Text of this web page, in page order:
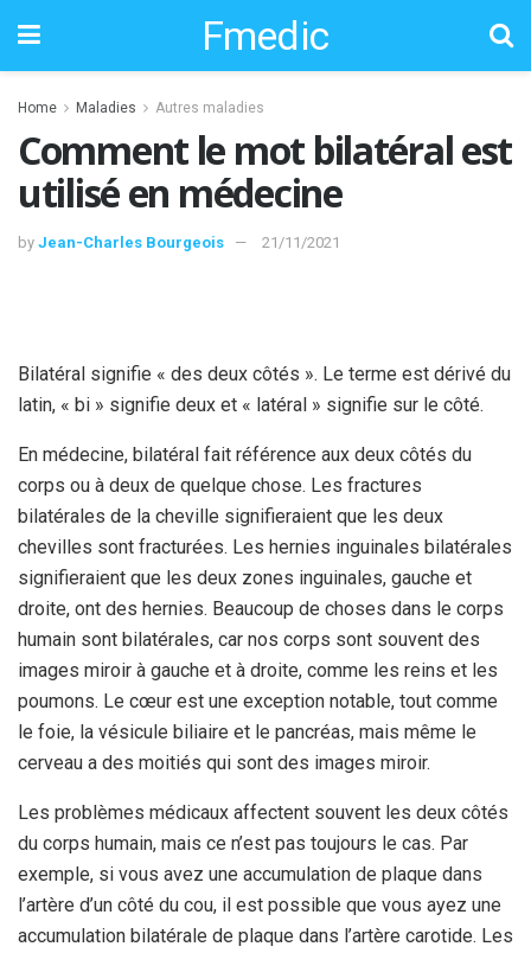
Fmedic
Home Maladies Autres maladies
Comment le mot bilatéral est
utilisé en médecine
by Jean-Charles Bourgeois 21/11/2021
Bilatéral signifie « des deux côtés ». Le terme est dérivé du
latin, « bi » signifie deux et « latéral » signifie sur le côté.
En médecine, bilatéral fait référence aux deux côtés du
corps ou à deux de quelque chose. Les fractures
bilatérales de la cheville signifieraient que les deux
chevilles sont fracturées. Les hernies inguinales bilatérales
signifieraient que les deux zones inguinales, gauche et
droite, ont des hernies. Beaucoup de choses dans le corps
humain sont bilatérales, car nos corps sont souvent des
images miroir à gauche et à droite, comme les reins et les
poumons. Le cœur est une exception notable, tout comme
le foie, la vésicule biliaire et le pancréas, mais même le
cerveau a des moitiés qui sont des images miroir.
Les problèmes médicaux affectent souvent les deux côtés
du corps humain, mais ce n’est pas toujours le cas. Par
exemple, si vous avez une accumulation de plaque dans
l’artère d’un côté du cou, il est possible que vous ayez une
accumulation bilatérale de plaque dans l’artère carotide. Les